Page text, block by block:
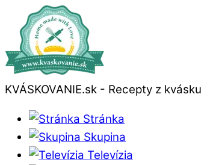
KVÁSKOVANIE.sk - Recepty z kvásku
Stránka
Skupina
Televízia